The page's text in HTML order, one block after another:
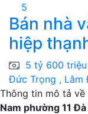
5
Bán nhà
hiệp
5 tỷ 600 triệu
Đức Trọng , Lâm
Thông tin mô tả
Nam phường 11